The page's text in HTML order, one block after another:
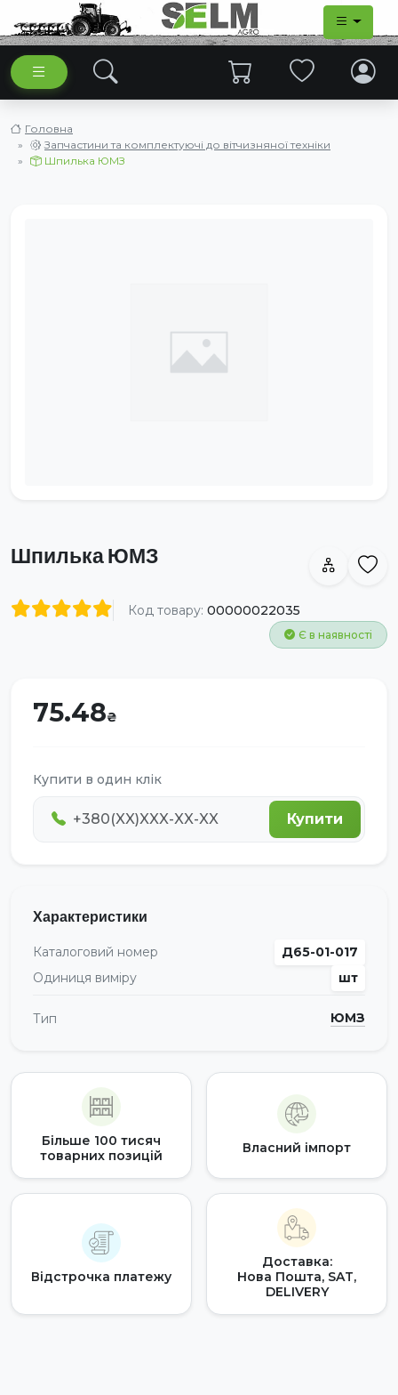
Головна
Запчастини та комплектуючі до вітчизняної техніки
Шпилька ЮМЗ
Шпилька ЮМЗ
Код товару: 00000022035
Є в наявності
75.48
Купити в один клік
Купити
Характеристики
Каталоговий номер
Д65-01-017
Одиниця виміру
шт
Тип ЮМЗ
Більше 100 тисяч
товарних позицій
Власний імпорт
Відстрочка платежу
Доставка:
Нова Пошта, SAT,
DELIVERY